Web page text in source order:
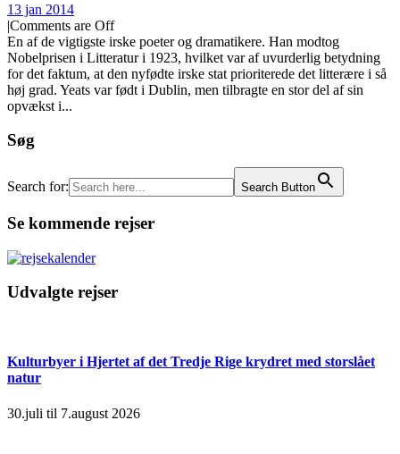
13 jan 2014
|Comments are Off
En af de vigtigste irske poeter og dramatikere. Han modtog
Nobelprisen i Litteratur i 1923, hvilket var af uvurderlig betydning
for det faktum, at den nyfødte irske stat prioriterede det litterære i så
høj grad. Yeats var født i Dublin, men tilbragte en stor del af sin
opvækst i...
Søg
Search for: Search Button
Se kommende rejser
Udvalgte rejser
Kulturbyer i Hjertet af det Tredje Rige krydret med storslået
natur
30.juli til 7.august 2026